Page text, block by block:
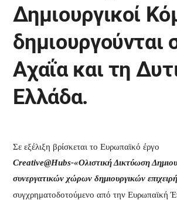
Δημιουργικοί
δημιουργούνται
Αχαΐα και τη
Ελλάδα.
Σε εξέλιξη βρίσκεται το Ευρωπαϊκό έργο
Creative@Hubs-«Ολιστική Δικτύωση
συνεργατικών χώρων δημιουργικών
συγχρηματοδοτούμενο από την Ευρωπαϊκή